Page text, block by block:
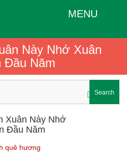
MENU
Này Nhớ Xuân
Đầu Năm
Search
Xuân Này Nhớ
Đầu Năm
quê hương